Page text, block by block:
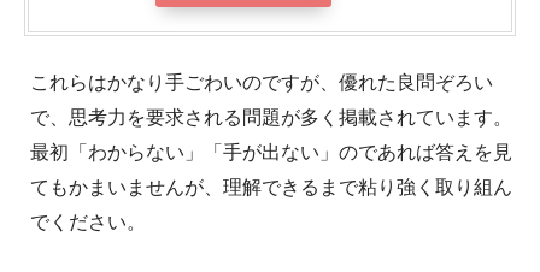
これらはかなり手ごわいのですが、優れた良問ぞろい
で、思考力を要求される問題が多く掲載されています。
最初「わからない」「手が出ない」のであれば答えを見
てもかまいませんが、理解できるまで粘り強く取り組ん
でください。